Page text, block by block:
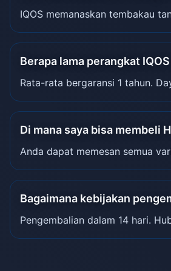
IQOS memanaskan tembakau
Berapa lama perangkat
Rata-rata bergaransi 1 tahun.
Di mana saya bisa membeli
Anda dapat memesan semua
Bagaimana kebijakan
Pengembalian dalam 14 hari.